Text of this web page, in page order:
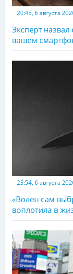
20:45, 6 августа
Эксперт
вашем
23:54, 6 августа
«Волен сам
воплотила в